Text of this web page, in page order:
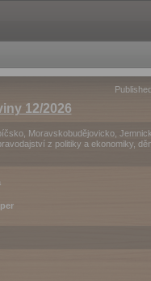
12/2026
Moravskobudějovicko,
z politiky a ekonomiky,